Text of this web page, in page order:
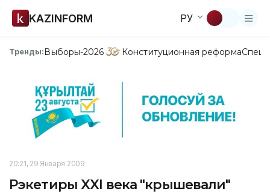
KAZINFORM РУ
Тренды:Выборы-2026 Конституционная реформа
20:21, 29 Января 2009
Рэкетиры XXI века "крышевали"